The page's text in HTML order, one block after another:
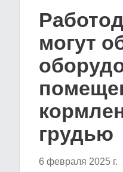
могут
грудью
6 февраля 2025 г.